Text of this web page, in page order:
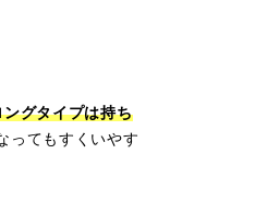
ングタイプは持ち
ってもすくいやす